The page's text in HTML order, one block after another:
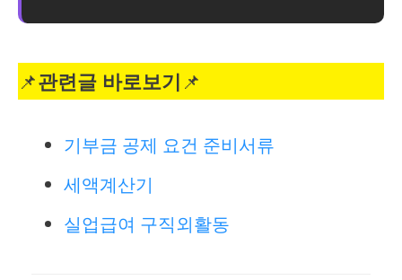
📌관련글 바로보기 📌
기부금 공제 요건 준비서류
세액계산기
실업급여 구직외활동